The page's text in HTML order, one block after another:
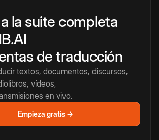
la suite completa
de traducción
textos, documentos, discursos,
vídeos,
en vivo.
Empieza gratis →